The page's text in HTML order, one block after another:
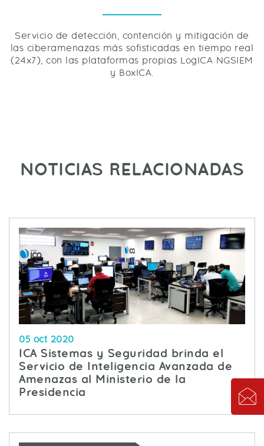
Servicio de detección, contención y mitigación de
las ciberamenazas más sofisticadas en tiempo real
(24x7), con las plataformas propias LogICA NGSIEM
y BoxICA.
NOTICIAS RELACIONADAS
05 oct 2020
ICA Sistemas y Seguridad brinda el
Servicio de Inteligencia Avanzada de
Amenazas al Ministerio de la
Presidencia